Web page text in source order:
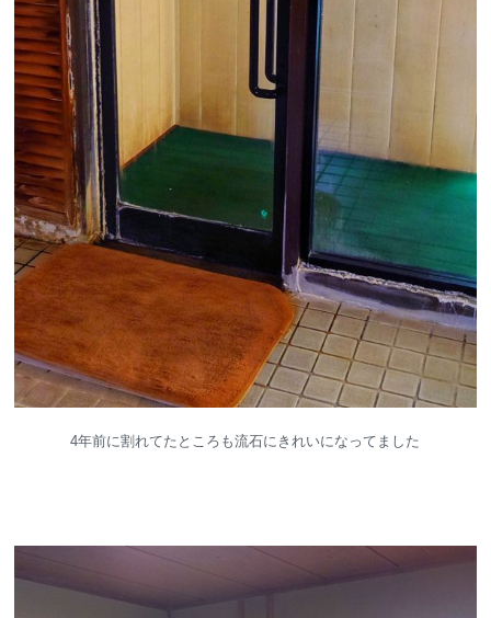
4年前に割れてたところも流石にきれいになってました